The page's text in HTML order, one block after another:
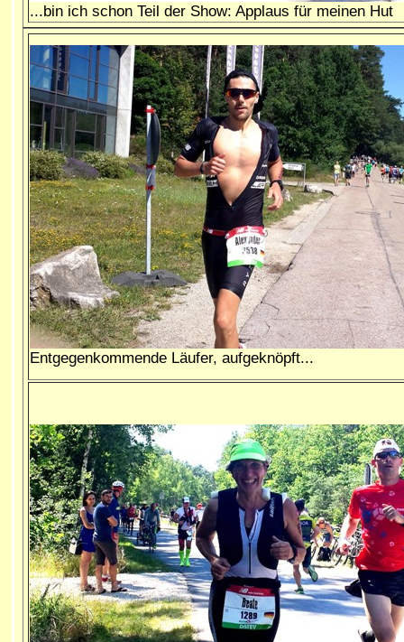
...bin ich schon Teil der Show: Applaus für meinen Hut
Entgegenkommende Läufer, aufgeknöpft...